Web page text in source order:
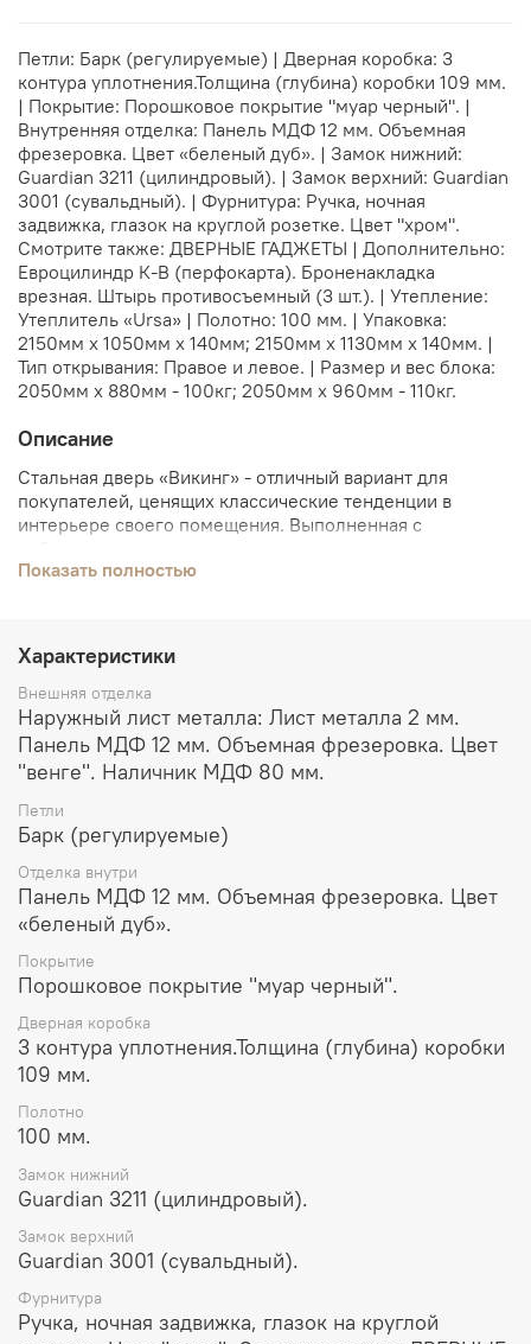
Петли: Барк (регулируемые) | Дверная коробка: 3
контура уплотнения.Толщина (глубина) коробки 109 мм.
| Покрытие: Порошковое покрытие "муар черный". |
Внутренняя отделка: Панель МДФ 12 мм. Объемная
фрезеровка. Цвет «беленый дуб». | Замок нижний:
Guardian 3211 (цилиндровый). | Замок верхний: Guardian
3001 (сувальдный). | Фурнитура: Ручка, ночная
задвижка, глазок на круглой розетке. Цвет "хром".
Смотрите также: ДВЕРНЫЕ ГАДЖЕТЫ | Дополнительно:
Евроцилиндр К-В (перфокарта). Броненакладка
врезная. Штырь противосъемный (3 шт.). | Утепление:
Утеплитель «Ursa» | Полотно: 100 мм. | Упаковка:
2150мм х 1050мм х 140мм; 2150мм х 1130мм х 140мм. |
Тип открывания: Правое и левое. | Размер и вес блока:
2050мм х 880мм - 100кг; 2050мм х 960мм - 110кг.
Описание
Стальная дверь «Викинг» - отличный вариант для
покупателей, ценящих классические тенденции в
интерьере своего помещения. Выполненная с
«Викинг» прослужит верную службу вашему интерьеру,
Показать полностью
Характеристики
Внешняя отделка
Наружный лист металла: Лист металла 2 мм.
Панель МДФ 12 мм. Объемная фрезеровка. Цвет
"венге". Наличник МДФ 80 мм.
Петли
Барк (регулируемые)
Отделка внутри
Панель МДФ 12 мм. Объемная фрезеровка. Цвет
«беленый дуб».
Покрытие
Порошковое покрытие "муар черный".
Дверная коробка
3 контура уплотнения.Толщина (глубина) коробки
109 мм.
Полотно
100 мм.
Замок нижний
Guardian 3211 (цилиндровый).
Замок верхний
Guardian 3001 (сувальдный).
Фурнитура
Ручка, ночная задвижка, глазок на круглой